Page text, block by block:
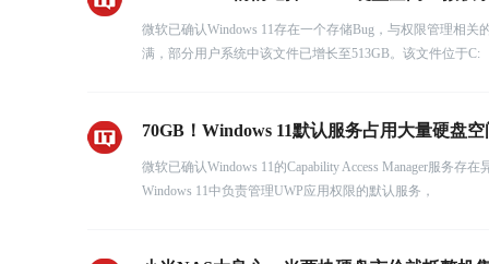
微软已确认Windows 11存在一个存储Bug，与权限管理相关
满，部分用户系统中该文件已增长至513GB。该文件位于C:
70GB！Windows 11默认服务占用大量硬盘
微软已确认Windows 11的Capability Access Manager服务存
Windows 11中负责管理UWP应用权限的默认服务，